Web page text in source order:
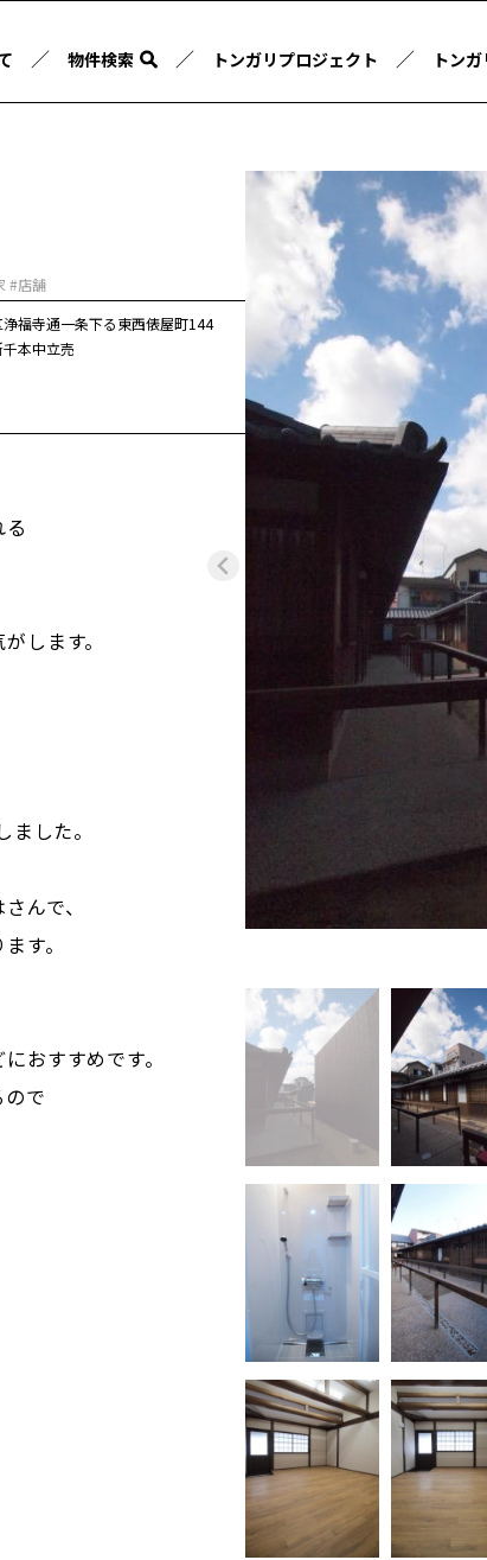
／ 物件検索 ／ トンガリプロジェクト ／ トン
#店舗
福寺通一条下る東西俵屋町144
本中立売
します。
した。
んで、
す。
おすすめです。
で